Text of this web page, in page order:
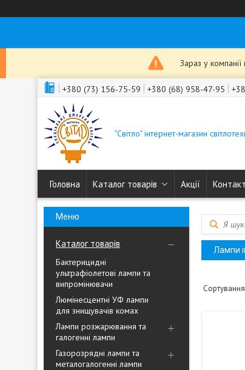
Зараз у
+380 (73) 156-75-59 +380 (68) 958-47-95
"Світло" інтернет-магазин
Головна Каталог товарів Акції
Каталог товарів
Бактерицидні
ультрафіолетові лампи та
випромінювачи
Люмінесцентні УФ лампи
для знищувачів комах
Лампи розжарювання та
галогенні лампи
Газорозрядні лампи та
металогалогенні лампи
Лампи